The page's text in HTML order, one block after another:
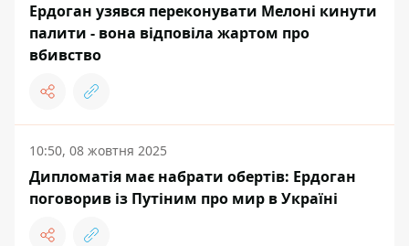
Ердоган узявся переконувати Мелоні кинути
палити - вона відповіла жартом про
вбивство
10:50, 08 жовтня 2025
Дипломатія має набрати обертів: Ердоган
поговорив із Путіним про мир в Україні